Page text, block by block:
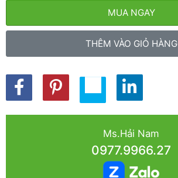
MUA NGAY
THÊM VÀO GIỎ HÀNG
Ms.Hải Nam
0977.9966.27